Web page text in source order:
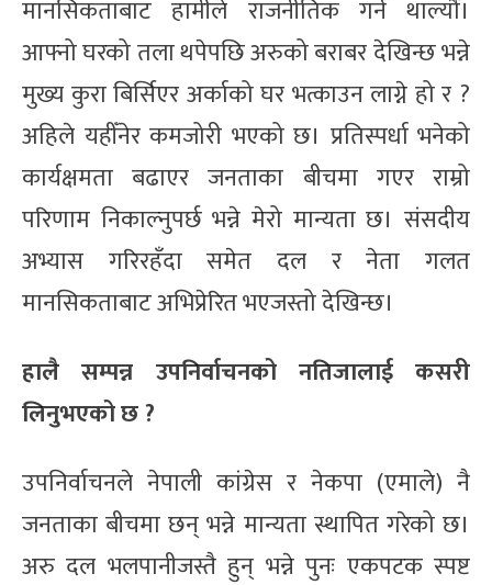
मानसिकताबाट हामीले राजनीतिक गर्न थाल्यौँ।
आफ्नो घरको तला थपेपछि अरुको बराबर देखिन्छ भन्ने
मुख्य कुरा बिर्सिएर अर्काको घर भत्काउन लाग्ने हो र ?
अहिले यहीँनेर कमजोरी भएको छ। प्रतिस्पर्धा भनेको
कार्यक्षमता बढाएर जनताका बीचमा गएर राम्रो
परिणाम निकाल्नुपर्छ भन्ने मेरो मान्यता छ। संसदीय
अभ्यास गरिरहँदा समेत दल र नेता गलत
मानसिकताबाट अभिप्रेरित भएजस्तो देखिन्छ।
हालै सम्पन्न उपनिर्वाचनको नतिजालाई कसरी
लिनुभएको छ ?
उपनिर्वाचनले नेपाली कांग्रेस र नेकपा (एमाले) नै
जनताका बीचमा छन् भन्ने मान्यता स्थापित गरेको छ।
अरु दल भलपानीजस्तै हुन् भन्ने पुनः एकपटक स्पष्ट